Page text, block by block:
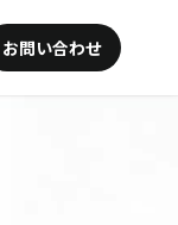
お問い合わせ